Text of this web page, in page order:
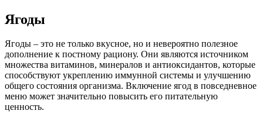
Ягоды
Ягоды – это не только вкусное, но и невероятно полезное
дополнение к постному рациону. Они являются источником
множества витаминов, минералов и антиоксидантов, которые
способствуют укреплению иммунной системы и улучшению
общего состояния организма. Включение ягод в повседневное
меню может значительно повысить его питательную
ценность.